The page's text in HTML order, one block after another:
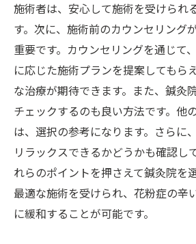
沼田市の鍼灸院での初め
花粉症に効く鍼灸の施術例
健康的な春を迎えるため
地元の鍼灸院での継続的
花粉症と鍼灸の関係を探る
沼田市の鍼灸院で花粉症を和
を取り戻す
鍼灸で身体のバランスを
花粉症ケアとしての鍼灸
沼田市の鍼灸院でのリラッ
施術者は、安心して施術を受けられ
す。次に、施術前のカウンセリング
重要です。カウンセリングを通じて
に応じた施術プランを提案してもら
な治療が期待できます。また、鍼灸
チェックするのも良い方法です。他
は、選択の参考になります。さらに
リラックスできるかどうかも確認し
れらのポイントを押さえて鍼灸院を
最適な施術を受けられ、花粉症の辛
に緩和することが可能です。